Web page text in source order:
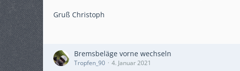
Gruß Christoph
Bremsbeläge vorne wechseln
Tropfen_90 4. Januar 2021